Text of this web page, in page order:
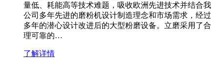
量低、耗能高等技术难题，吸收欧洲先进技术并结合我
公司多年先进的磨粉机设计制造理念和市场需求，经过
多年的潜心设计改进后的大型粉磨设备。立磨采用了合
理可靠的…
了解详情